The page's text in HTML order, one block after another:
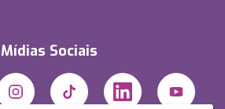
Mídias Sociais